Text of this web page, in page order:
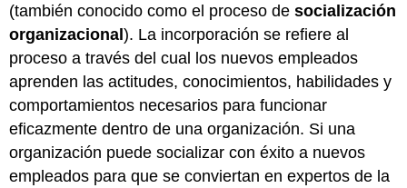
(también conocido como el proceso desocialización
organizacional). La incorporación se refiere al
proceso a través del cual los nuevos empleados
aprenden las actitudes, conocimientos, habilidades y
comportamientos necesarios para funcionar
eficazmente dentro de una organización. Si una
organización puede socializar con éxito a nuevos
empleados para que se conviertan en expertos de la